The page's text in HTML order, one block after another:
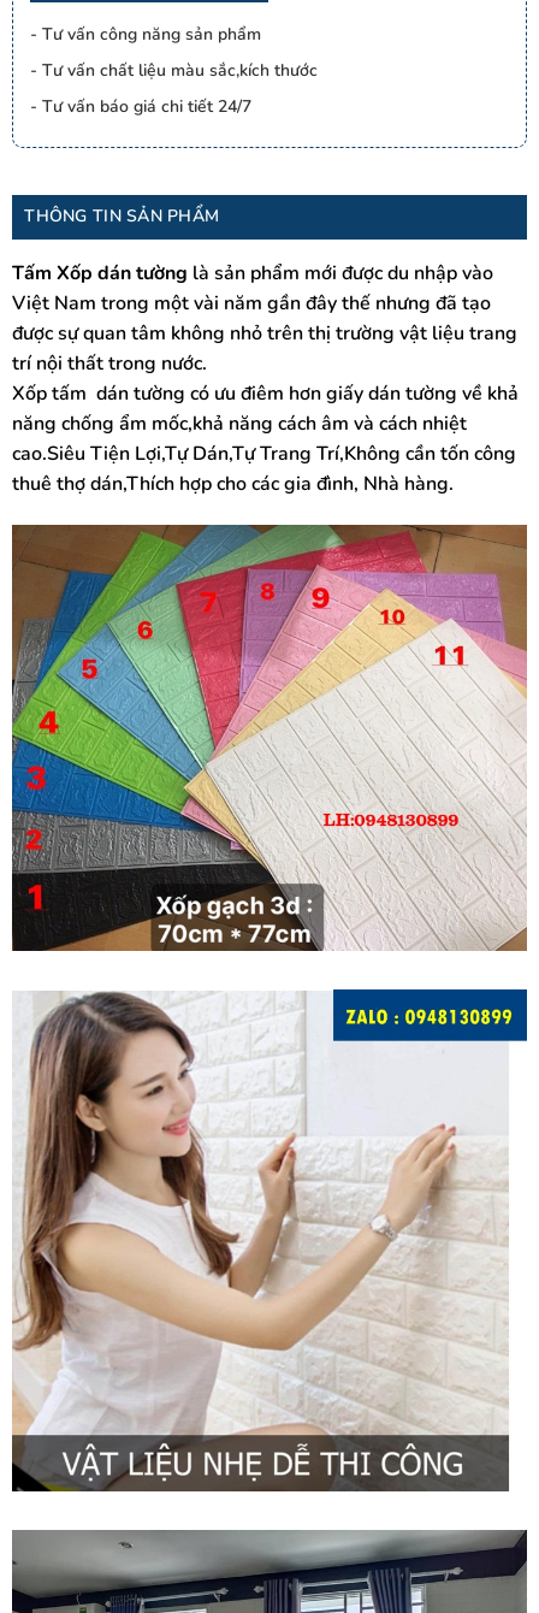
- Tư vấn công năng sản phẩm
- Tư vấn chất liệu màu sắc,kích thước
- Tư vấn báo giá chi tiết 24/7
THÔNG TIN SẢN PHẨM
Tấm Xốp dán tường là sản phẩm mới được du nhập vào
Việt Nam trong một vài năm gần đây thế nhưng đã tạo
được sự quan tâm không nhỏ trên thị trường vật liệu trang
trí nội thất trong nước.
Xốp tấm dán tường có ưu điêm hơn giấy dán tường về khả
năng chống ẩm mốc,khả năng cách âm và cách nhiệt
cao.Siêu Tiện Lợi,Tự Dán,Tự Trang Trí,Không cần tốn công
thuê thợ dán,Thích hợp cho các gia đình, Nhà hàng.